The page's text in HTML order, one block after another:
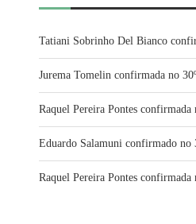
Tatiani Sobrinho Del Bianco
Jurema Tomelin confirmada no
Raquel Pereira Pontes confirmada
Eduardo Salamuni confirmado no
Raquel Pereira Pontes confirmada